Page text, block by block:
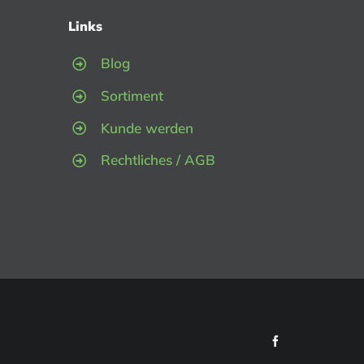
Links
Blog
Sortiment
Kunde werden
Rechtliches / AGB